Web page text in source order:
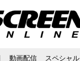
動画配信 スペシャル